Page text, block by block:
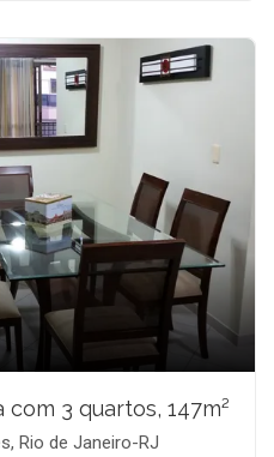
3 quartos, 147m²
Rio de Janeiro-RJ